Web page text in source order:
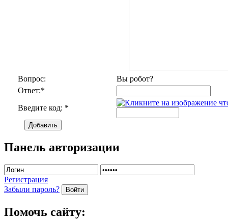
Вопрос:
Вы робот?
Ответ:*
Введите код: *
Добавить
Панель авторизации
Регистрация
Забыли пароль?
Войти
Помочь сайту: